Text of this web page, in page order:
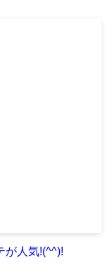
が人気!(^^)!